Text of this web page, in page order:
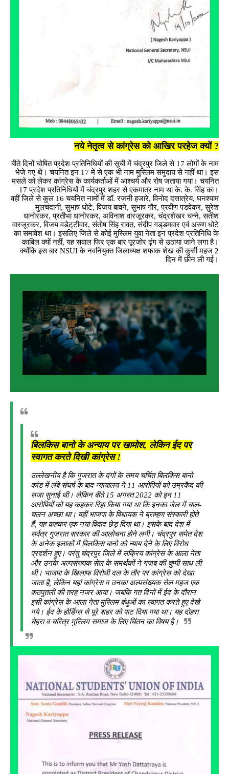
नये नेतृत्व से कांग्रेस को आखिर परहेज क्यों ?
बीते दिनों घोषित प्रदेश प्रतिनिधियों की सूची में चंद्रपुर जिले से 17 लोगों के नाम
भेजे गए थे। चयनित इन 17 में से एक भी नाम मुस्लिम समुदाय से नहीं था। इस
मसले को लेकर कांग्रेस के कार्यकर्ताओं में आश्चर्य और रोष जताया गया। चयनित
17 प्रदेश प्रतिनिधियों में चंद्रपुर शहर से एकमात्र नाम था के. के. सिंह का।
वहीं जिले से कुल 16 चयनित नामों में डॉ. रजनी हजारे, विनोद दत्तात्रेय, घनश्याम
मुलचंदानी, सुभाष धोटे, विजय बावने, सुभाष गौर, प्रवीण पडवेकर, सुरेश
धानोरकर, प्रतीभा धानोरकर, अविनाश वारजूरकर, चंद्रशेखर चन्ने, सतीश
वारजूरकर, विजय वडेट्‌टीवार, संतोष सिंह रावत, संदीप गड्‌डमवार एवं अरुण धोटे
का समावेश था। इसलिए जिले से कोई मुस्लिम युवा नेता इन प्रदेश प्रतिनिधि के
काबिल क्यों नहीं, यह सवाल फिर एक बार पूरजोर ढ़ंग से उठाया जाने लगा है।
क्योंकि इस बार NSUI के नवनियुक्त जिलाध्यक्ष शफाक शेख की कुर्सी महज 2
दिन में छीन ली गई।
बिलकिस बानो के अन्याय पर खामोश, लेकिन ईद पर
स्वागत करते दिखी कांग्रेस !
उल्लेखनीय है कि गुजरात के दंगों के समय चर्चित बिलकिस बानो
कांड में लंबे संघर्ष के बाद न्यायालय ने 11 आरोपियों को उम्रकैद की
सजा सुनाई थी। लेकिन बीते 15 अगस्त 2022 को इन 11
आरोपियों को यह कहकर रिहा किया गया था कि इनका जेल में चाल-
चलन अच्छा था। वहीं भाजपा के विधायक ने ब्राम्हण संस्कारी होते
हैं, यह कहकर एक नया विवाद छेड़ दिया था। इसके बाद देश में
सर्वत्र गुजरात सरकार की आलोचना होने लगी। चंद्रपुर समेत देश
के अनेक इलाकों में बिलकिस बानो को न्याय देने के लिए विरोध
प्रदर्शन हुए। परंतु चंद्रपुर जिले में सक्रिय कांग्रेस के आला नेता
और उनके अल्पसंख्यक सेल के समर्थकों ने गजब की चुप्पी साध ली
थी। भाजपा के खिलाफ विरोधी दल के तौर पर कांग्रेस को देखा
जाता है, लेकिन यहां कांग्रेस व उनका अल्पसंख्यक सेल महज एक
कठपुतली की तरह नजर आया। जबकि गत दिनों में ईद के दौरान
इसी कांग्रेस के आला नेता मुस्लिम बंधुओं का स्वागत करते हुए देखे
गये। ईद के होर्डिंग्स से पूरे शहर को पाट दिया गया था। यह दोहरा
चेहरा व चरित्र मुस्लिम समाज के लिए चिंतन का विषय है।